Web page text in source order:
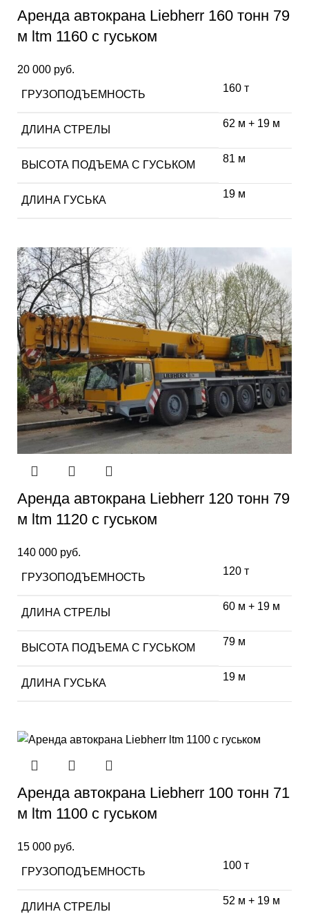
Аренда автокрана Liebherr 160 тонн 79
м ltm 1160 с гуськом
20 000 руб.
ГРУЗОПОДЪЕМНОСТЬ
160 т
ДЛИНА СТРЕЛЫ
62 м + 19 м
ВЫСОТА ПОДЪЕМА С ГУСЬКОМ
81 м
ДЛИНА ГУСЬКА
19 м
Аренда автокрана Liebherr 120 тонн 79
м ltm 1120 с гуськом
140 000 руб.
ГРУЗОПОДЪЕМНОСТЬ
120 т
ДЛИНА СТРЕЛЫ
60 м + 19 м
ВЫСОТА ПОДЪЕМА С ГУСЬКОМ
79 м
ДЛИНА ГУСЬКА
19 м
Аренда автокрана Liebherr 100 тонн 71
м ltm 1100 с гуськом
15 000 руб.
ГРУЗОПОДЪЕМНОСТЬ
100 т
ДЛИНА СТРЕЛЫ
52 м + 19 м